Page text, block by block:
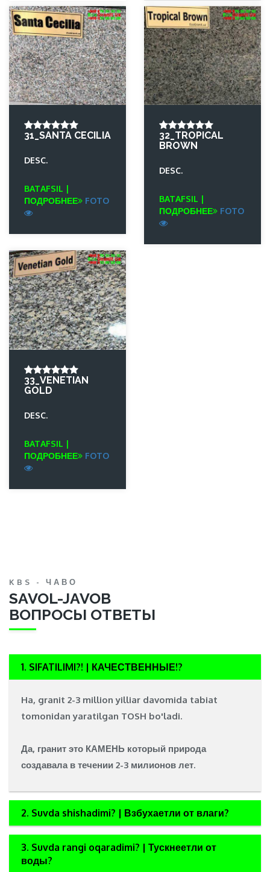
31_SANTA CECILIA
DESC.
BATAFSIL |
ПОДРОБНЕЕ
FOTO
32_TROPICAL
BROWN
DESC.
BATAFSIL |
ПОДРОБНЕЕ
FOTO
33_VENETIAN
GOLD
DESC.
BATAFSIL |
ПОДРОБНЕЕ
FOTO
KBS - ЧАВО
SAVOL-JAVOB
ВОПРОСЫ ОТВЕТЫ
1. SIFATILIMI?! | КАЧЕСТВЕННЫЕ!?
Ha, granit 2-3 million yilliar davomida tabiat
tomonidan yaratilgan TOSH bo'ladi.
Да, гранит это КАМЕНЬ который природа
создавала в течении 2-3 милионов лет.
2. Suvda shishadimi? | Взбухаетли от влаги?
3. Suvda rangi oqaradimi? | Тускнеетли от
воды?